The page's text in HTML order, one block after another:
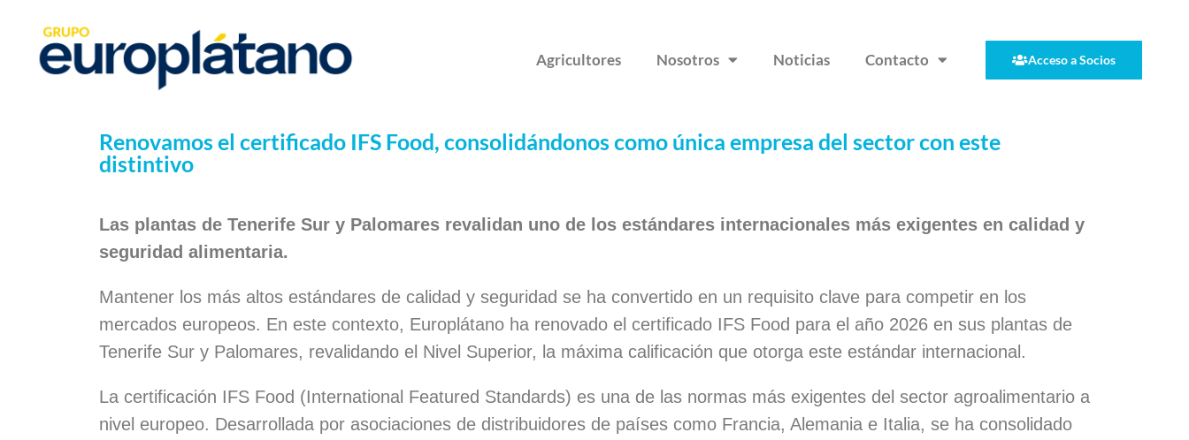
Agricultores Nosotros Noticias Contacto Acceso a Socios
Renovamos el certificado IFS Food, consolidándonos como única empresa del sector con este
distintivo
Las plantas de Tenerife Sur y Palomares revalidan uno de los estándares internacionales más exigentes en calidad y
seguridad alimentaria.
Mantener los más altos estándares de calidad y seguridad se ha convertido en un requisito clave para competir en los
mercados europeos. En este contexto, Europlátano ha renovado el certificado IFS Food para el año 2026 en sus plantas de
Tenerife Sur y Palomares, revalidando el Nivel Superior, la máxima calificación que otorga este estándar internacional.
La certificación IFS Food (International Featured Standards) es una de las normas más exigentes del sector agroalimentario a
nivel europeo. Desarrollada por asociaciones de distribuidores de países como Francia, Alemania e Italia, se ha consolidado